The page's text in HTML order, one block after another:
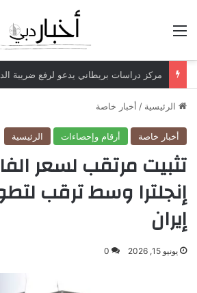
مركز دراسات بريطاني يدعو لرفع ضريبة الدخل
الرئيسية / أخبار خاصة
أخبار خاصة أرقام وإحصاءات الرئيسية
تثبيت مرتقب لسعر
إنجلترا وسط ترقب
إيران
يونيو 15, 2026 0